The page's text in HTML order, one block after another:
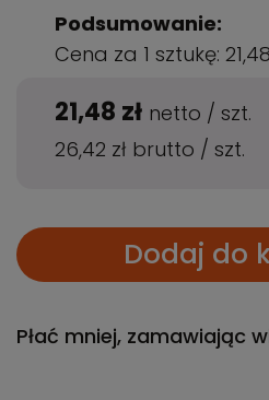
Podsumowanie:
Cena za 1 sztukę:
21,48 zł netto / szt.
26,42 zł brutto / szt.
Dodaj do
Płać mniej, zamawiając